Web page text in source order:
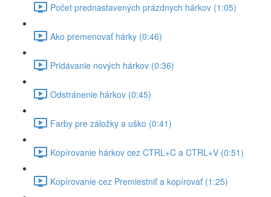
Počet prednastavených prázdnych hárkov (1:05)
Ako premenovať hárky (0:46)
Pridávanie nových hárkov (0:36)
Odstránenie hárkov (0:45)
Farby pre záložky a uško (0:41)
Kopírovanie hárkov cez CTRL+C a CTRL+V (0:51)
Kopírovanie cez Premiestniť a kopírovať (1:25)